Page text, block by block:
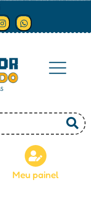
Meu painel